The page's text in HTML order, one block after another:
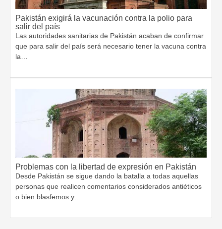
Pakistán exigirá la vacunación contra la polio para
salir del país
Las autoridades sanitarias de Pakistán acaban de confirmar
que para salir del país será necesario tener la vacuna contra
la…
Problemas con la libertad de expresión en Pakistán
Desde Pakistán se sigue dando la batalla a todas aquellas
personas que realicen comentarios considerados antiéticos
o bien blasfemos y…